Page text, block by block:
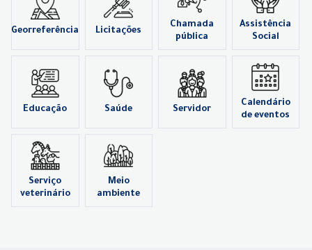
Georreferência Licitações
Chamada
pública
Assistência
Social
Educação Saúde Servidor
Calendário
de eventos
Serviço
veterinário
Meio
ambiente